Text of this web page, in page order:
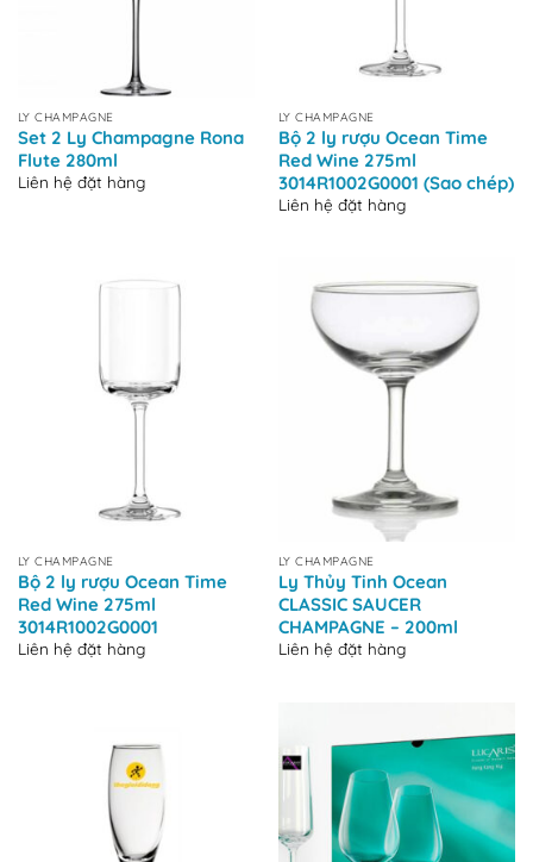
LY CHAMPAGNE
Set 2 Ly Champagne Rona
Flute 280ml
Liên hệ đặt hàng
LY CHAMPAGNE
Bộ 2 ly rượu Ocean Time
Red Wine 275ml
3014R1002G0001 (Sao chép)
Liên hệ đặt hàng
LY CHAMPAGNE
Bộ 2 ly rượu Ocean Time
Red Wine 275ml
3014R1002G0001
Liên hệ đặt hàng
LY CHAMPAGNE
Ly Thủy Tinh Ocean
CLASSIC SAUCER
CHAMPAGNE – 200ml
Liên hệ đặt hàng